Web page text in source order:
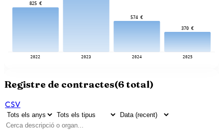
825 €
2022 2023
574 €
2024
370 €
2025
Registre de contractes(6 total)
CSV